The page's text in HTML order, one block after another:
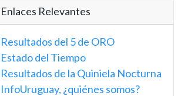
Enlaces Relevantes
Resultados del 5 de ORO
Estado del Tiempo
Resultados de la Quiniela Nocturna
InfoUruguay, ¿quiénes somos?